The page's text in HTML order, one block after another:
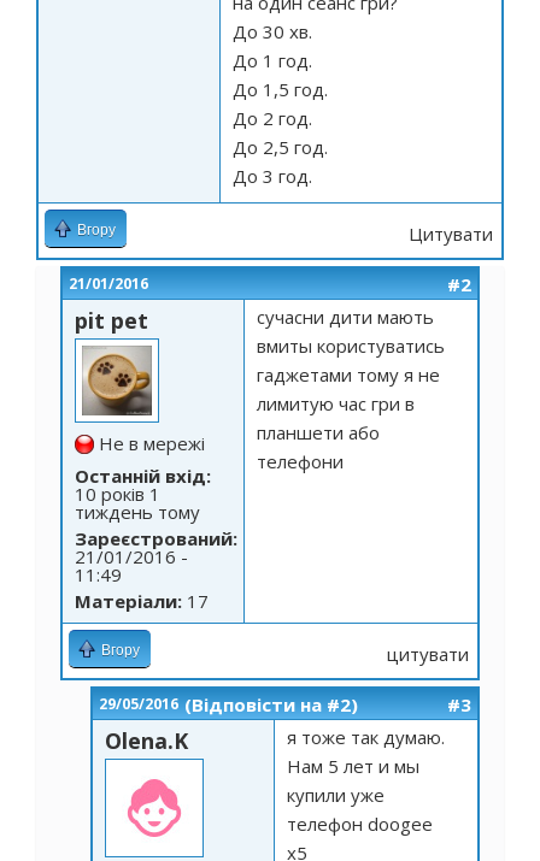
До 30 хв.
До 1 год.
До 1,5 год.
До 2 год.
До 2,5 год.
До 3 год.
Вгору Цитувати
21/01/2016 #2
pit pet
Не в мережі
Останній вхід:
10 років 1
тиждень тому
Зареєстрований:
21/01/2016 -
11:49
Матеріали: 17
сучасни дити мають
вмиты користуватись
гаджетами тому я не
лимитую час гри в
планшети або
телефони
Вгору цитувати
29/05/2016 (Відповісти на #2) #3
Olena.K
я тоже так думаю.
Нам 5 лет и мы
купили уже
телефон doogee
x5